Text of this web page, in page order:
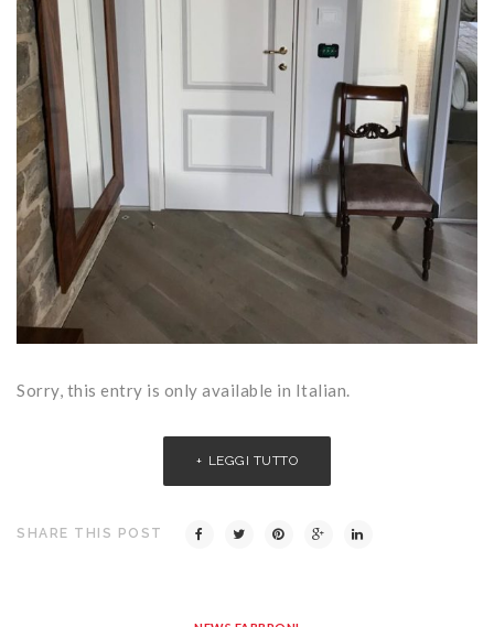
Sorry, this entry is only available in Italian.
LEGGI TUTTO
SHARE THIS POST